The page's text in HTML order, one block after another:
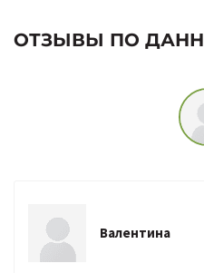
ОТЗЫВЫ ПО
Валентина